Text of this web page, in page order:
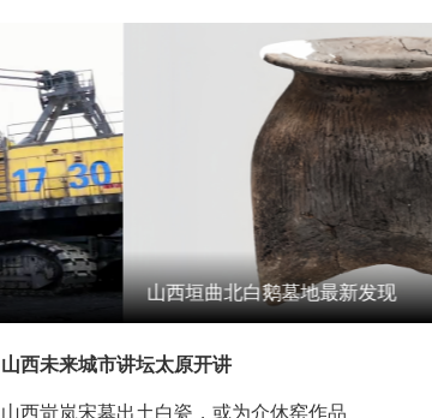
山西垣曲北白鹅墓地最新发现
山西未来城市讲坛太原开讲
山西岢岚宋墓出土白瓷，或为介休窑作品